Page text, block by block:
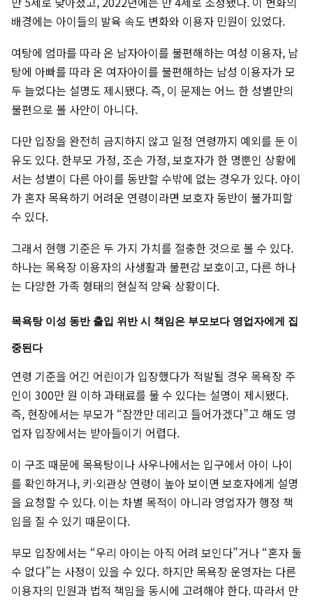
배경에는 아이들의 발육 속도 변화와 이용자 민원이 있었다.
여탕에 엄마를 따라 온 남자아이를 불편해하는 여성 이용자, 남
탕에 아빠를 따라 온 여자아이를 불편해하는 남성 이용자가 모
두 늘었다는 설명도 제시됐다. 즉, 이 문제는 어느 한 성별만의
불편으로 볼 사안이 아니다.
다만 입장을 완전히 금지하지 않고 일정 연령까지 예외를 둔 이
유도 있다. 한부모 가정, 조손 가정, 보호자가 한 명뿐인 상황에
서는 성별이 다른 아이를 동반할 수밖에 없는 경우가 있다. 아이
가 혼자 목욕하기 어려운 연령이라면 보호자 동반이 불가피할
수 있다.
그래서 현행 기준은 두 가지 가치를 절충한 것으로 볼 수 있다.
하나는 목욕장 이용자의 사생활과 불편감 보호이고, 다른 하나
는 다양한 가족 형태의 현실적 양육 상황이다.
목욕탕 이성 동반 출입 위반 시 책임은 부모보다 영업자에게 집
중된다
연령 기준을 어긴 어린이가 입장했다가 적발될 경우 목욕장 주
인이 300만 원 이하 과태료를 물 수 있다는 설명이 제시됐다.
즉, 현장에서는 부모가 “잠깐만 데리고 들어가겠다”고 해도 영
업자 입장에서는 받아들이기 어렵다.
이 구조 때문에 목욕탕이나 사우나에서는 입구에서 아이 나이
를 확인하거나, 키·외관상 연령이 높아 보이면 보호자에게 설명
을 요청할 수 있다. 이는 차별 목적이 아니라 영업자가 행정 책
임을 질 수 있기 때문이다.
부모 입장에서는 “우리 아이는 아직 어려 보인다”거나 “혼자 둘
수 없다”는 사정이 있을 수 있다. 하지만 목욕장 운영자는 다른
이용자의 민원과 법적 책임을 동시에 고려해야 한다. 따라서 만